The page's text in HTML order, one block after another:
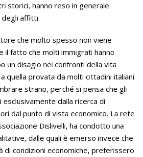
storici, hanno reso in generale
degli affitti.
che molto spesso non viene
il fatto che molti immigrati hanno
un disagio nei confronti della vita
quella provata da molti cittadini italiani.
strano, perché si pensa che gli
dalla ricerca di
dal punto di vista economico. La rete
Dislivelli, ha condotto una
dalle quali è emerso invece che
di condizioni economiche, preferissero